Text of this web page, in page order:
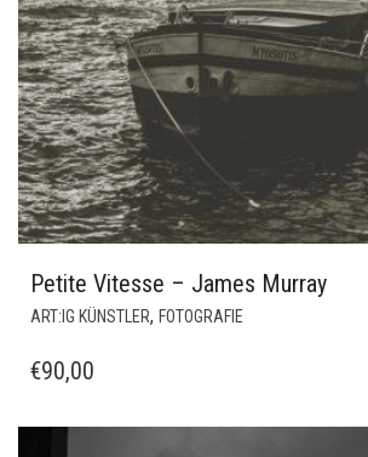
Petite Vitesse – James Murray
ART:IG KÜNSTLER, FOTOGRAFIE
€90,00